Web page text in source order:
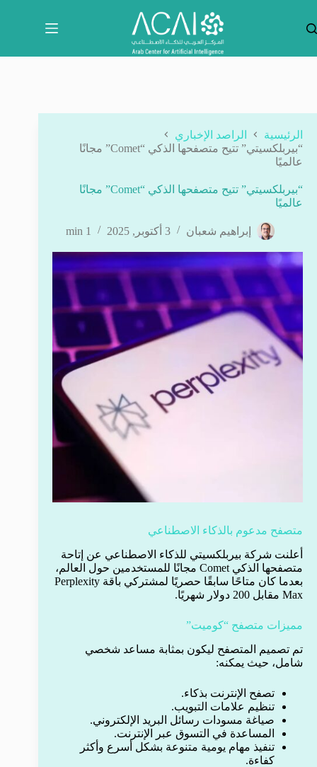
المحتوى
الرئيسية
الراصد الإخباري
“بيربلكسيتي” تتيح متصفحها الذكي “Comet” مجانًا
عالميًا
“بيربلكسيتي” تتيح متصفحها الذكي “Comet” مجانًا
عالميًا
إبراهيم شعبان 3 أكتوبر, 2025 1 min
متصفح مدعوم بالذكاء الاصطناعي
أعلنت شركة بيربلكسيتي للذكاء الاصطناعي عن إتاحة
متصفحها الذكي Comet مجانًا للمستخدمين حول العالم،
بعدما كان متاحًا سابقًا حصريًا لمشتركي باقة Perplexity
Max مقابل 200 دولار شهريًا.
مميزات متصفح “كوميت”
تم تصميم المتصفح ليكون بمثابة مساعد شخصي
شامل، حيث يمكنه:
تصفح الإنترنت بذكاء.
تنظيم علامات التبويب.
صياغة مسودات رسائل البريد الإلكتروني.
المساعدة في التسوق عبر الإنترنت.
تنفيذ مهام يومية متنوعة بشكل أسرع وأكثر
كفاءة.